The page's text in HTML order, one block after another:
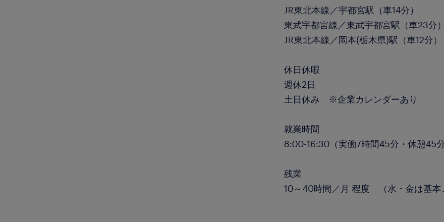
JR東北本線／宇都宮駅（車14分）
東武宇都宮線／東武宇都宮駅（車23分）
JR東北本線／岡本(栃木県)駅（車12分）
休日休暇
週休2日
土日休み ※企業カレンダーあり
就業時間
8:00-16:30（実働7時間45分・休憩45分
残業
10～40時間／月 程度 （水・金は基本